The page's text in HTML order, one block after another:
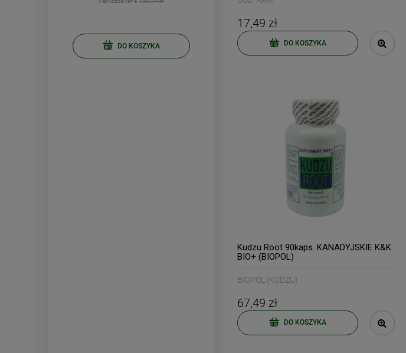
DO KOSZYKA DO KOSZYKA
17,49 zł
DO KOSZYKA
Kudzu Root 90kaps. KANADYJSKIE K&K
BIO+ (BIOPOL)
BIOPOL (KUDZU)
67,49 zł
DO KOSZYKA
Twój email
Polityka prywatności